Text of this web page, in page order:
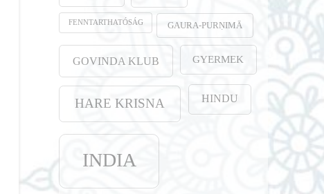
FENNTARTHATÓSÁG GAURA-PURṆIMĀ
GOVINDA KLUB GYERMEK
HARE KRISNA HINDU
INDIA